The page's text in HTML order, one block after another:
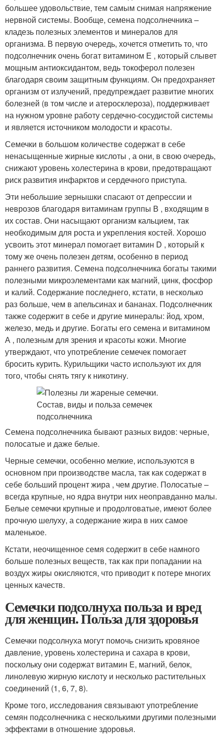
большее удовольствие, тем самым снимая напряжение
нервной системы. Вообще, семена подсолнечника –
кладезь полезных элементов и минералов для
организма. В первую очередь, хочется отметить то, что
подсолнечник очень богат витамином Е , который слывет
мощным антиоксидантом, ведь токоферол полезен
благодаря своим защитным функциям. Он предохраняет
организм от излучений, предупреждает развитие многих
болезней (в том числе и атеросклероза), поддерживает
на нужном уровне работу сердечно-сосудистой системы
и является источником молодости и красоты.
Семечки в большом количестве содержат в себе
ненасыщенные жирные кислоты , а они, в свою очередь,
снижают уровень холестерина в крови, предотвращают
риск развития инфарктов и сердечного приступа.
Эти небольшие зернышки спасают от депрессии и
неврозов благодаря витаминам группы В , входящим в
их состав. Они насыщают организм кальцием, так
необходимым для роста и укрепления костей. Хорошо
усвоить этот минерал помогает витамин D , который к
тому же очень полезен детям, особенно в период
раннего развития. Семена подсолнечника богаты такими
полезными микроэлементами как магний, цинк, фосфор
и калий. Содержание последнего, кстати, в несколько
раз больше, чем в апельсинах и бананах. Подсолнечник
также содержит в себе и другие минералы: йод, хром,
железо, медь и другие. Богаты его семена и витамином
А , полезным для зрения и красоты кожи. Многие
утверждают, что употребление семечек помогает
бросить курить. Курильщики часто используют их для
того, чтобы снять тягу к никотину.
Семена подсолнечника бывают разных видов: черные,
полосатые и даже белые.
Черные семечки, особенно мелкие, используются в
основном при производстве масла, так как содержат в
себе больший процент жира , чем другие. Полосатые –
всегда крупные, но ядра внутри них неоправданно малы.
Белые семечки крупные и продолговатые, имеют более
прочную шелуху, а содержание жира в них самое
маленькое.
Кстати, неочищенное семя содержит в себе намного
больше полезных веществ, так как при попадании на
воздух жиры окисляются, что приводит к потере многих
ценных качеств.
Семечки подсолнуха польза и вред
для женщин. Польза для здоровья
Семечки подсолнуха могут помочь снизить кровяное
давление, уровень холестерина и сахара в крови,
поскольку они содержат витамин E, магний, белок,
линолевую жирную кислоту и несколько растительных
соединений (1, 6, 7, 8).
Кроме того, исследования связывают употребление
семян подсолнечника с несколькими другими полезными
эффектами в отношение здоровья.